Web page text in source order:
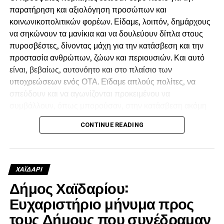
να σταματήσουμε να είμαστε κάθε καλοκαίρι αντιμέτωποι
με τους ίδιους κινδύνους και τις καταστροφές.
παρατήρηση και αξιολόγηση προσώπων και
κοινωνικοπολιτικών φορέων. Είδαμε, λοιπόν, δημάρχους
να σηκώνουν τα μανίκια και να δουλεύουν δίπλα στους
πυροσβέστες, δίνοντας μάχη για την κατάσβεση και την
προστασία ανθρώπων, ζώων και περιουσιών. Και αυτό
είναι, βεβαίως, αυτονόητο και στο πλαίσιο των
υποχρεώσεων ενός ΟΤΑ. Εϊδαμε απλούς πολίτες, να
σπεύδουν και να αγωνίζονται προκειμένου να
και αν δεν είχαν οι ίδιοι κάποιο κίνδυνο για την περιουσία
τους απλώς, γιατί συντρέχουν εθελοντικά τον
Είδαμε, όμως, και κάποιους άλλους, οι οποίοι
προσέτρεξαν να καπηλευθούν την προσφορά των
εθελοντών και προσπάθησαν να πείσουν ότι δίχως
εκείνους δεν θα γινόταν τίποτε. Ότι δεν υπήρχαν οι
πυροσβέστες και οι άνθρωποι που έδωσαν την ψυχή
CONTINUE READING
ΧΑΪΔΑΡΙ
Δήμος Χαϊδαρίου:
Ευχαριστήριο μήνυμα προς
τους Δήμους που συνέδραμαν